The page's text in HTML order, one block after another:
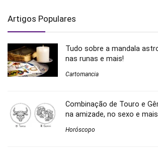
Artigos Populares
Tudo sobre a mandala
nas runas e mais!
Cartomancia
Combinação de Touro e
na amizade, no sexo e
Horóscopo